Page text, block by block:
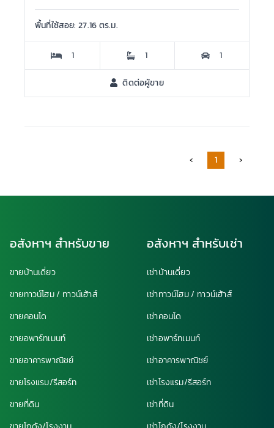
พื้นที่ใช้สอย: 27.16 ตร.ม.
1 1 1
ติดต่อผู้ขาย
‹ 1 ›
อสังหาฯ สำหรับขาย
ขายบ้านเดี่ยว
ขายทาวน์โฮม / ทาวน์เฮ้าส์
ขายคอนโด
ขายอพาร์ทเมนท์
ขายอาคารพาณิชย์
ขายโรงแรม/รีสอร์ท
ขายที่ดิน
อสังหาฯ สำหรับเช่า
เช่าบ้านเดี่ยว
เช่าทาวน์โฮม / ทาวน์เฮ้าส์
เช่าคอนโด
เช่าอพาร์ทเมนท์
เช่าอาคารพาณิชย์
เช่าโรงแรม/รีสอร์ท
เช่าที่ดิน